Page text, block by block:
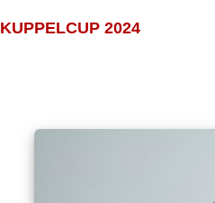
KUPPELCUP 2024